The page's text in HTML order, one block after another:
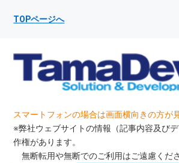
TOPページへ
スマートフォンの場合は画面横向きの方が
※弊社ウェブサイトの情報（記事内容及び
作権があります。
無断転用や無断でのご利用はご遠慮くださ